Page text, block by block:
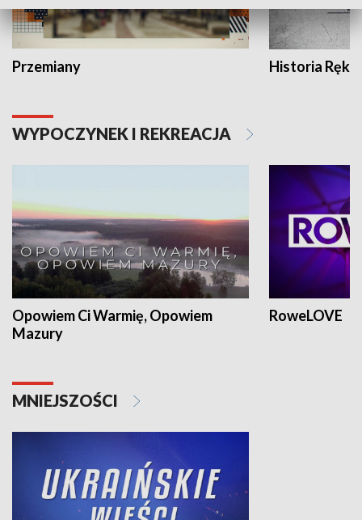
Przemiany Historia Ręką
WYPOCZYNEK I REKREACJA
Opowiem Ci Warmię, Opowiem
Mazury
RoweLOVE
MNIEJSZOŚCI